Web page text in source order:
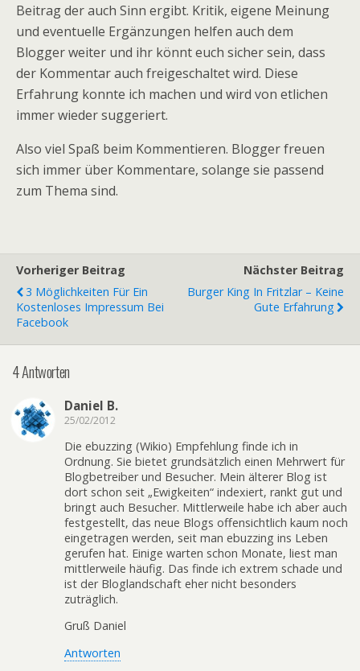
Beitrag der auch Sinn ergibt. Kritik, eigene Meinung
und eventuelle Ergänzungen helfen auch dem
Blogger weiter und ihr könnt euch sicher sein, dass
der Kommentar auch freigeschaltet wird. Diese
Erfahrung konnte ich machen und wird von etlichen
immer wieder suggeriert.
Also viel Spaß beim Kommentieren. Blogger freuen
sich immer über Kommentare, solange sie passend
zum Thema sind.
Vorheriger Beitrag
3 Möglichkeiten Für Ein
Kostenloses Impressum Bei
Facebook
Nächster Beitrag
Burger King In Fritzlar – Keine
Gute Erfahrung
4 Antworten
Daniel B.
25/02/2012
Die ebuzzing (Wikio) Empfehlung finde ich in
Ordnung. Sie bietet grundsätzlich einen Mehrwert für
Blogbetreiber und Besucher. Mein älterer Blog ist
dort schon seit „Ewigkeiten“ indexiert, rankt gut und
bringt auch Besucher. Mittlerweile habe ich aber auch
festgestellt, das neue Blogs offensichtlich kaum noch
eingetragen werden, seit man ebuzzing ins Leben
gerufen hat. Einige warten schon Monate, liest man
mittlerweile häufig. Das finde ich extrem schade und
ist der Bloglandschaft eher nicht besonders
zuträglich.
Gruß Daniel
Antworten